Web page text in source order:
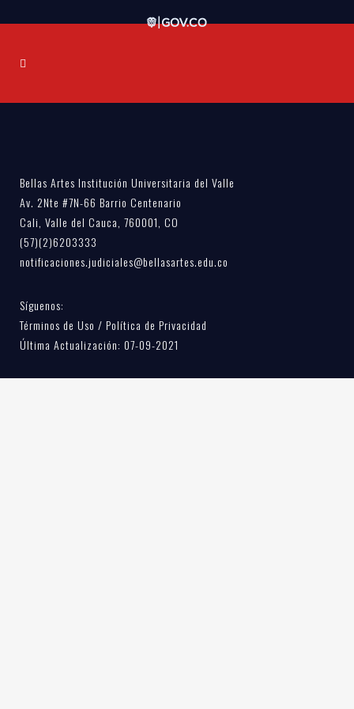
Bellas Artes Institución Universitaria del Valle
Av. 2Nte #7N-66 Barrio Centenario
Cali, Valle del Cauca, 760001, CO
(57)(2)6203333
notificaciones.judiciales@bellasartes.edu.co
Síguenos:
Términos de Uso / Política de Privacidad
Última Actualización: 07-09-2021